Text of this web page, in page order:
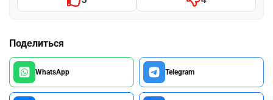
Поделиться
WhatsApp Telegram